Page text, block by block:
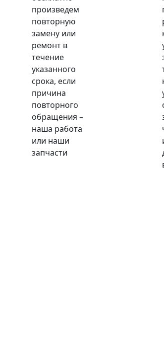
произведем
повторную
замену или
ремонт в
течение
указанного
срока, если
причина
повторного
обращения –
наша работа
или наши
запчасти